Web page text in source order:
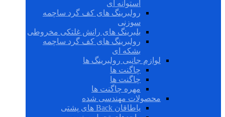
استوانه ای
رولبرینگ های کف گرد ساچمه
سوزنی
بلبرینگ های رانش غلتکی مخروطی
رولبرینگ های کف گرد ساچمه
بشکه ای
لوازم جانبی رولبرینگ ها
چاگنت ها
چاگنت ها
مهره چاگنت ها
محصولات مهندسی شده
یاطاقان Back های پشتی